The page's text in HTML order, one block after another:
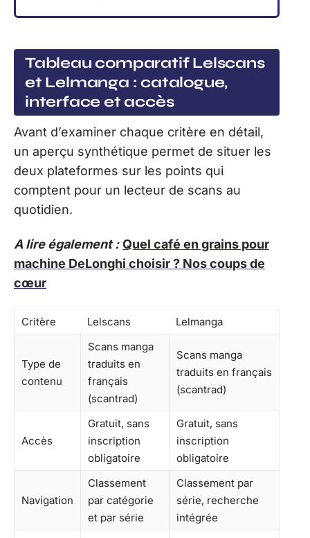
Tableau comparatif Lelscans
et Lelmanga : catalogue,
interface et accès
Avant d’examiner chaque critère en détail,
un aperçu synthétique permet de situer les
deux plateformes sur les points qui
comptent pour un lecteur de scans au
quotidien.
A lire également : Quel café en grains pour
machine DeLonghi choisir ? Nos coups de
cœur
Critère Lelscans Lelmanga
Type de
contenu
Scans manga
traduits en
français
(scantrad)
Scans manga
traduits en français
(scantrad)
Accès
Gratuit, sans
inscription
obligatoire
Gratuit, sans
inscription
obligatoire
Navigation
Classement
par catégorie
et par série
Classement par
série, recherche
intégrée